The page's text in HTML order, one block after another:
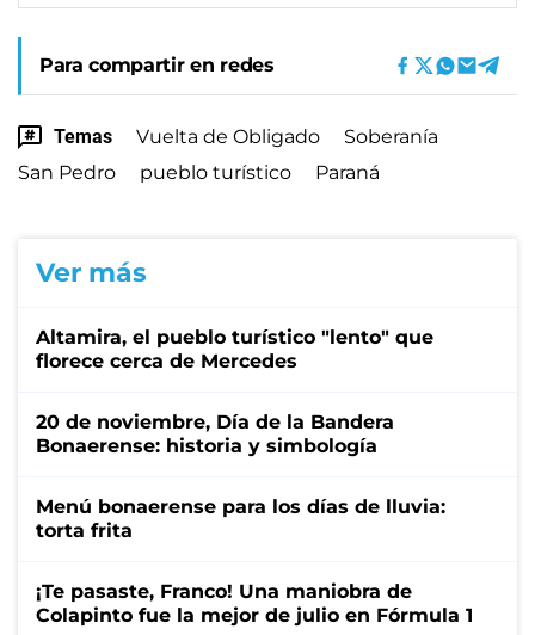
Para compartir en redes
Temas Vuelta de Obligado
Soberanía
San Pedro
pueblo turístico Paraná
Ver más
Altamira, el pueblo turístico "lento" que
florece cerca de Mercedes
20 de noviembre, Día de la Bandera
Bonaerense: historia y simbología
Menú bonaerense para los días de lluvia:
torta frita
¡Te pasaste, Franco! Una maniobra de
Colapinto fue la mejor de julio en Fórmula 1